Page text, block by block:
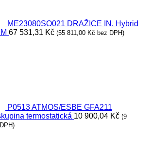
ME23080SO021 DRAŽICE IN. Hybrid
67 531,31 Kč (55 811,00 Kč bez DPH)
P0513 ATMOS/ESBE GFA211
termostatická 10 900,04 Kč (9